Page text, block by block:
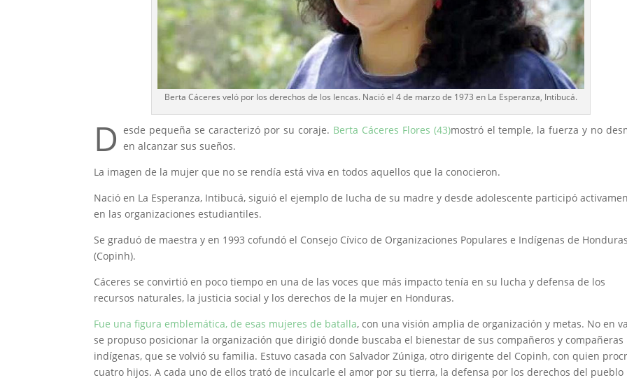
Berta Cáceres veló por los derechos de los lencas. Nació el 4 de marzo de 1973 en La Esperanza, Intibucá.
D esde pequeña se caracterizó por su coraje. Berta Cáceres Flores (43)mostró el temple, la fuerza y no
en alcanzar sus sueños.
La imagen de la mujer que no se rendía está viva en todos aquellos que la conocieron.
Nació en La Esperanza, Intibucá, siguió el ejemplo de lucha de su madre y desde adolescente participó
en las organizaciones estudiantiles.
Se graduó de maestra y en 1993 cofundó el Consejo Cívico de Organizaciones Populares e Indígenas de Honduras
(Copinh).
Cáceres se convirtió en poco tiempo en una de las voces que más impacto tenía en su lucha y defensa de los
recursos naturales, la justicia social y los derechos de la mujer en Honduras.
Fue una figura emblemática, de esas mujeres de batalla, con una visión amplia de organización y metas. No en
se propuso posicionar la organización que dirigió donde buscaba el bienestar de sus compañeros y compañeras
indígenas, que se volvió su familia. Estuvo casada con Salvador Zúniga, otro dirigente del Copinh, con quien
cuatro hijos. A cada uno de ellos trató de inculcarle el amor por su tierra, la defensa por los derechos del pueblo